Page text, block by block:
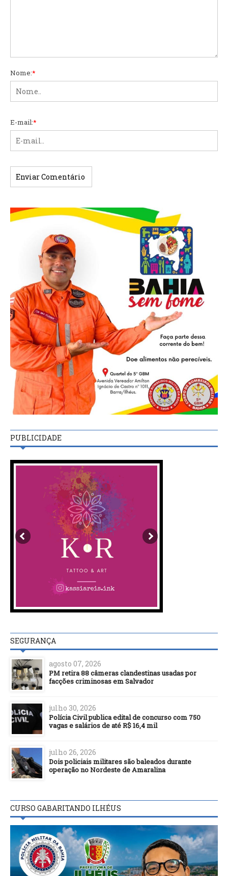
Nome:*
E-mail:*
PUBLICIDADE
SEGURANÇA
agosto 07, 2026
PM retira 88 câmeras clandestinas usadas por
facções criminosas em Salvador
julho 30, 2026
Polícia Civil publica edital de concurso com 750
vagas e salários de até R$ 16,4 mil
julho 26, 2026
Dois policiais militares são baleados durante
operação no Nordeste de Amaralina
CURSO GABARITANDO ILHÉUS